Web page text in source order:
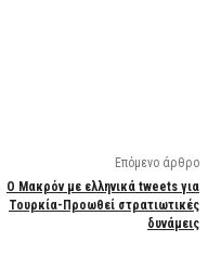
Επόμενο άρθρο
Ο Μακρόν με ελληνικά tweets για
Τουρκία-Προωθεί στρατιωτικές
δυνάμεις